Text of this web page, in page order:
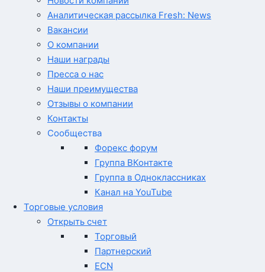
Аналитическая рассылка Fresh: News
Вакансии
О компании
Наши награды
Пресса о нас
Наши преимущества
Отзывы о компании
Контакты
Сообщества
Форекс форум
Группа ВКонтакте
Группа в Одноклассниках
Канал на YouTube
Торговые условия
Открыть счет
Торговый
Партнерский
ECN